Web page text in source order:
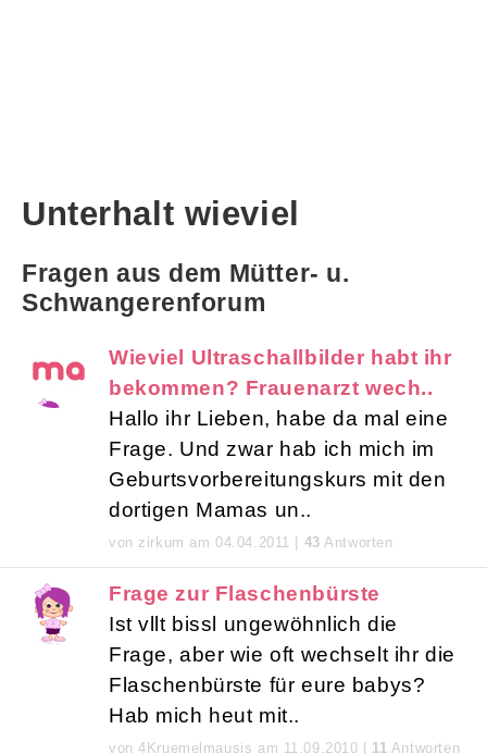
Unterhalt wieviel
Fragen aus dem Mütter- u.
Schwangerenforum
Wieviel Ultraschallbilder habt ihr
bekommen? Frauenarzt wech..
Hallo ihr Lieben, habe da mal eine
Frage. Und zwar hab ich mich im
Geburtsvorbereitungskurs mit den
dortigen Mamas un..
von zirkum am 04.04.2011 | 43 Antworten
Frage zur Flaschenbürste
Ist vllt bissl ungewöhnlich die
Frage, aber wie oft wechselt ihr die
Flaschenbürste für eure babys?
Hab mich heut mit..
von 4Kruemelmausis am 11.09.2010 | 11 Antworten